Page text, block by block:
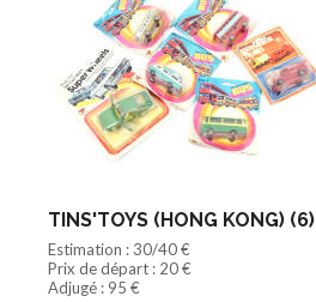
TINS'TOYS (HONG KONG) (6)
Estimation : 30/40 €
Prix de départ : 20 €
Adjugé : 95 €